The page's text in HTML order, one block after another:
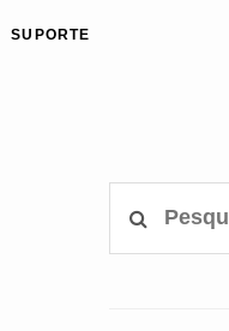
SUPORTE
por: